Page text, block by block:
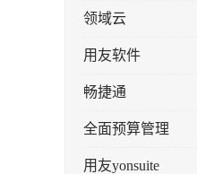
领域云
用友软件
畅捷通
全面预算管理
用友yonsuite